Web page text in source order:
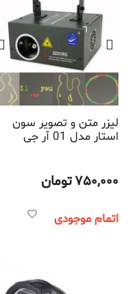
لیزر متن و تصویر سون
استار مدل 01 آر جی
750,000تومان
اتمام موجودی